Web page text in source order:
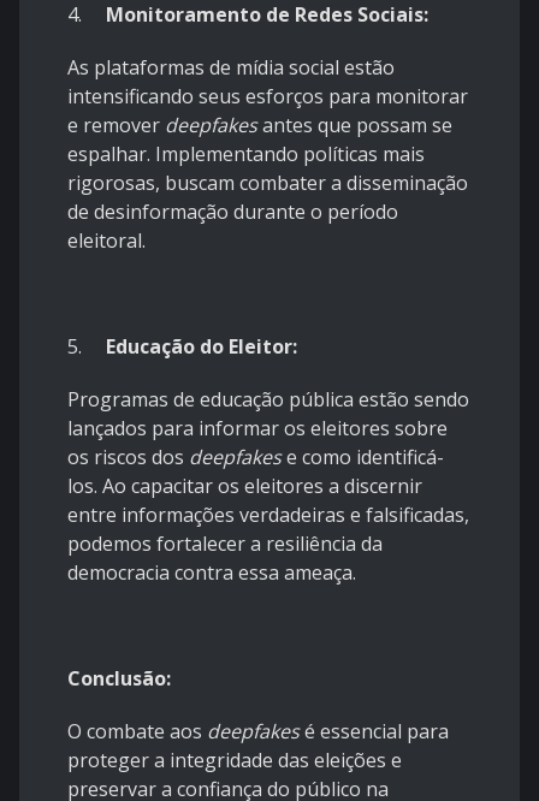
4. Monitoramento de Redes Sociais:
As plataformas de mídia social estão
intensificando seus esforços para monitorar
e remover deepfakesantes que possam se
espalhar. Implementando políticas mais
rigorosas, buscam combater a disseminação
de desinformação durante o período
eleitoral.
5. Educação do Eleitor:
Programas de educação pública estão sendo
lançados para informar os eleitores sobre
os riscos dos deepfakese como identificá-
los. Ao capacitar os eleitores a discernir
entre informações verdadeiras e falsificadas,
podemos fortalecer a resiliência da
democracia contra essa ameaça.
Conclusão:
O combate aos deepfakesé essencial para
proteger a integridade das eleições e
preservar a confiança do público na